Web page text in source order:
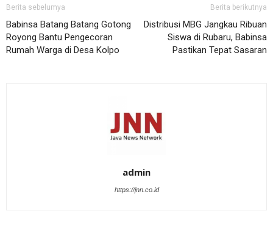
Berita sebelumya
Babinsa Batang Batang Gotong
Royong Bantu Pengecoran
Rumah Warga di Desa Kolpo
Berita berikutnya
Distribusi MBG Jangkau Ribuan
Siswa di Rubaru, Babinsa
Pastikan Tepat Sasaran
admin
https://jnn.co.id